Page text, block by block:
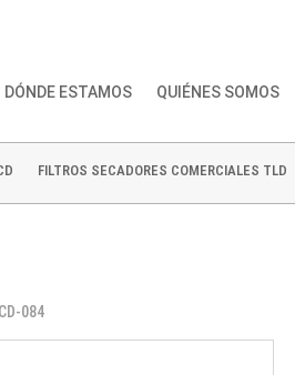
DÓNDE ESTAMOS QUIÉNES SOMOS
FILTROS SECADORES COMERCIALES TLD
084